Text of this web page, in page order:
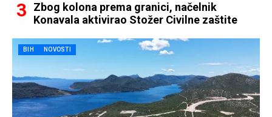
Zbog kolona prema granici, načelnik
Konavala aktivirao Stožer Civilne zaštite
BIH NOVOSTI